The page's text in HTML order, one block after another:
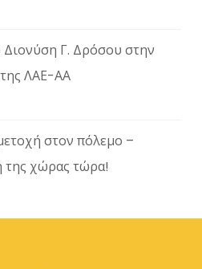
Διονύση Γ. Δρόσου στην
ΛΑΕ-ΑΑ
στον πόλεμο –
της χώρας τώρα!